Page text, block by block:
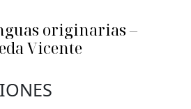
originarias –
Vicente